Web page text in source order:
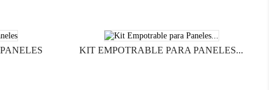
KIT EMPOTRABLE PARA PANELES...